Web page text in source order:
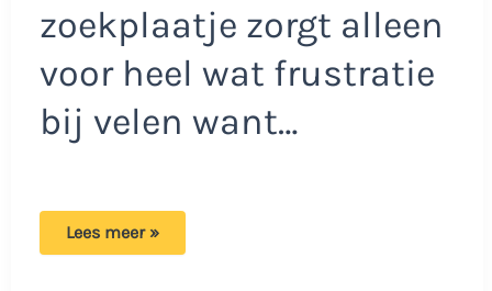
zoekplaatje zorgt alleen
voor heel wat frustratie
bij velen want…
Ons
Lees meer »